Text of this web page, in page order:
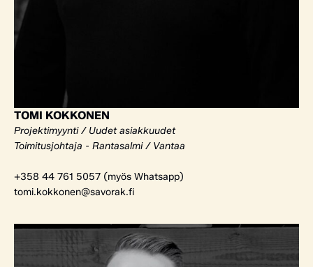
TOMI KOKKONEN
Projektimyynti / Uudet asiakkuudet
Toimitusjohtaja - Rantasalmi / Vantaa
+358 44 761 5057 (myös Whatsapp)
tomi.kokkonen@savorak.fi